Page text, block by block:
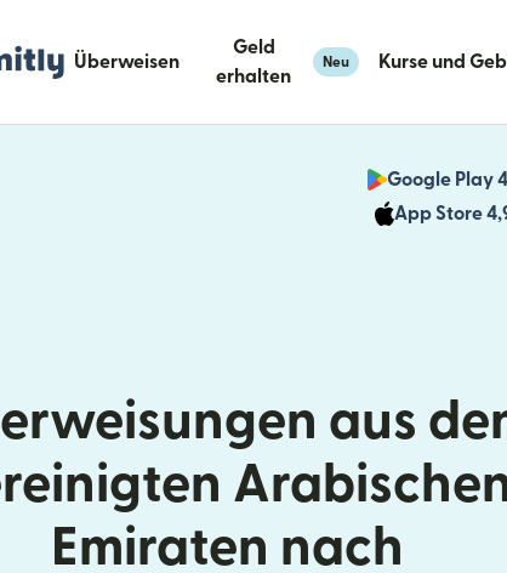
Überweisen
Geld
erhalten
Neu Kurse und
Google Play
App Store
aus
Emiraten nach